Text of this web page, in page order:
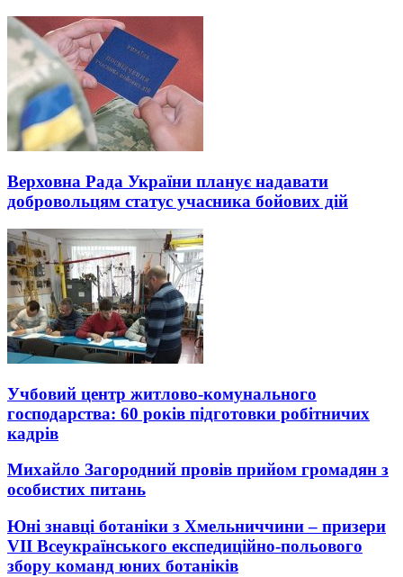
Верховна Рада України планує надавати
добровольцям статус учасника бойових дій
Учбовий центр житлово-комунального
господарства: 60 років підготовки робітничих
кадрів
Михайло Загородний провів прийом громадян з
особистих питань
Юні знавці ботаніки з Хмельниччини – призери
VIІ Всеукраїнського експедиційно-польового
збору команд юних ботаніків